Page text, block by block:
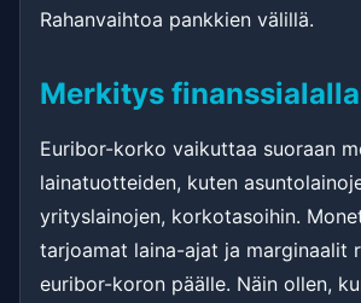
Rahanvaihtoa pankkien välillä.
Merkitys finanssialalla
Euribor-korko vaikuttaa suoraan
lainatuotteiden, kuten
yrityslainojen, korkotasoihin.
tarjoamat laina-ajat ja marginaalit
euribor-koron päälle. Näin ollen,